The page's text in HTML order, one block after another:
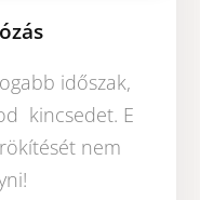
időszak,
kincsedet. E
nem